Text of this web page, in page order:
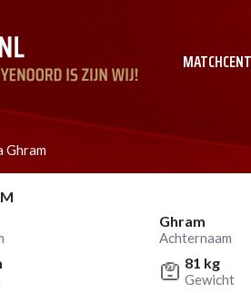
Ghram
Ghram
Achternaam
81 kg
Gewicht